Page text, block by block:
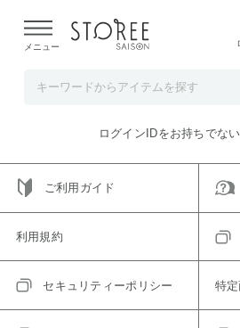
よる配送遅延が発生しております。
メニュー
ご指定のアイテムは取り扱い終了、
トップへ戻る
ログインIDをお持ちでな
ご利用ガイド
利用規約
セキュリティーポリシー 特